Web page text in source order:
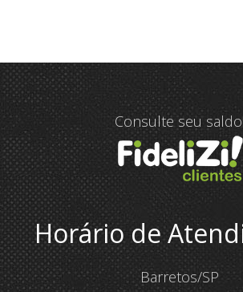
Consulte seu saldo!
Horário de
Barretos/SP